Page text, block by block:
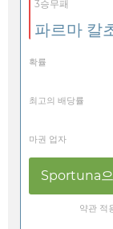
3승무패
파르마 칼
확률
최고의 배당률
마권 업자
Sportuna
약관 적